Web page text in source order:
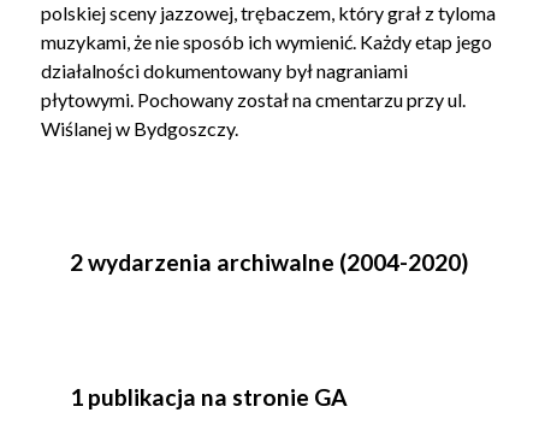
polskiej sceny jazzowej, trębaczem, który grał z tyloma
muzykami, że nie sposób ich wymienić. Każdy etap jego
działalności dokumentowany był nagraniami
płytowymi. Pochowany został na cmentarzu przy ul.
Wiślanej w Bydgoszczy.
2 wydarzenia archiwalne (2004-2020)
1 publikacja na stronie GA